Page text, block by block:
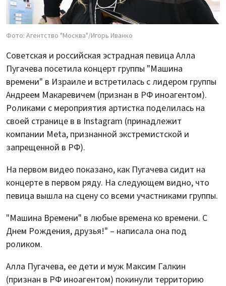
Фото: Агентство "Москва"/Игорь Иванко
Советская и российская эстрадная певица Алла
Пугачева посетила концерт группы "Машина
времени" в Израиле и встретилась с лидером группы
Андреем Макаревичем (признан в РФ иноагентом).
Роликами с мероприятия артистка поделилась на
своей странице в в Instagram (принадлежит
компании Meta, признанной экстремистской и
запрещенной в РФ).
На первом видео показано, как Пугачева сидит на
концерте в первом ряду. На следующем видно, что
певица вышла на сцену со всеми участниками группы.
"Машина Времени" в любые времена ко времени. С
Днем Рождения, друзья!" – написала она под
роликом.
Алла Пугачева, ее дети и муж Максим Галкин
(признан в РФ иноагентом) покинули территорию